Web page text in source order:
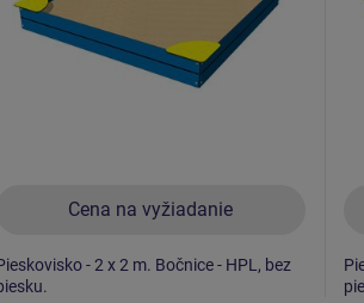
Cena na vyžiadanie
- 2 x 2 m. Bočnice - HPL, bez